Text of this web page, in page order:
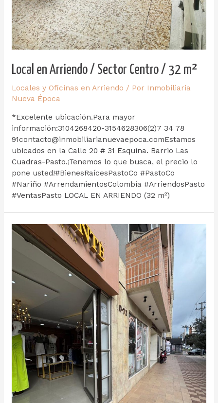
Local en Arriendo / Sector Centro / 32 m²
Locales y Oficinas en Arriendo / Por Inmobiliaria
Nueva Época
*Excelente ubicación.Para mayor
información:3104268420-3154628306(2)7 34 78
91contacto@inmobiliarianuevaepoca.comEstamos
ubicados en la Calle 20 # 31 Esquina. Barrio Las
Cuadras-Pasto.¡Tenemos lo que busca, el precio lo
pone usted!#BienesRaícesPastoCo #PastoCo
#Nariño #ArrendamientosColombia #ArriendosPasto
#VentasPasto LOCAL EN ARRIENDO (32 m²)